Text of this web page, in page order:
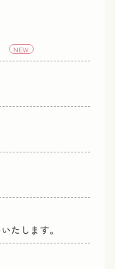
NEW
たします。